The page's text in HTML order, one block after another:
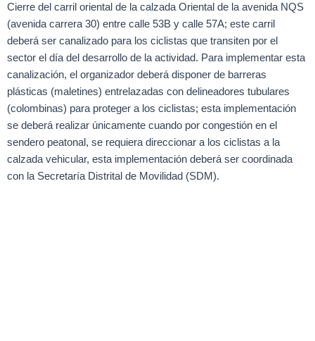
Cierre del carril oriental de la calzada Oriental de la avenida NQS
(avenida carrera 30) entre calle 53B y calle 57A; este carril
deberá ser canalizado para los ciclistas que transiten por el
sector el día del desarrollo de la actividad. Para implementar esta
canalización, el organizador deberá disponer de barreras
plásticas (maletines) entrelazadas con delineadores tubulares
(colombinas) para proteger a los ciclistas; esta implementación
se deberá realizar únicamente cuando por congestión en el
sendero peatonal, se requiera direccionar a los ciclistas a la
calzada vehicular, esta implementación deberá ser coordinada
con la Secretaría Distrital de Movilidad (SDM).